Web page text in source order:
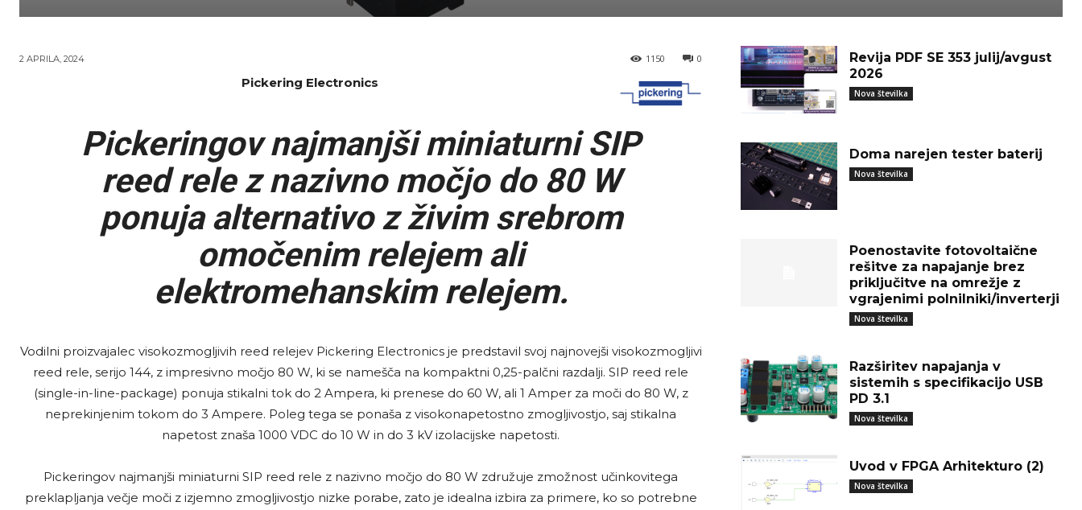
2 APRILA, 2024 0
1150
Pickering Electronics
Pickeringov najmanjši miniaturni SIP
reed rele z nazivno močjo do 80 W
ponuja alternativo z živim srebrom
omočenim relejem ali
elektromehanskim relejem.
Vodilni proizvajalec visokozmogljivih reed relejev Pickering Electronics je predstavil svoj najnovejši visokozmogljivi
reed rele, serijo 144, z impresivno močjo 80 W, ki se namešča na kompaktni 0,25-palčni razdalji. SIP reed rele
(single-in-line-package) ponuja stikalni tok do 2 Ampera, ki prenese do 60 W, ali 1 Amper za moči do 80 W, z
neprekinjenim tokom do 3 Ampere. Poleg tega se ponaša z visokonapetostno zmogljivostjo, saj stikalna
napetost znaša 1000 VDC do 10 W in do 3 kV izolacijske napetosti.
Pickeringov najmanjši miniaturni SIP reed rele z nazivno močjo do 80 W združuje zmožnost učinkovitega
preklapljanja večje moči z izjemno zmogljivostjo nizke porabe, zato je idealna izbira za primere, ko so potrebne
Revija PDF SE 353 julij/avgust
2026
Nova številka
Doma narejen tester baterij
Nova številka
Poenostavite fotovoltaične
rešitve za napajanje brez
priključitve na omrežje z
vgrajenimi polnilniki/inverterji
Nova številka
Razširitev napajanja v
sistemih s specifikacijo USB
PD 3.1
Nova številka
Uvod v FPGA Arhitekturo (2)
Nova številka